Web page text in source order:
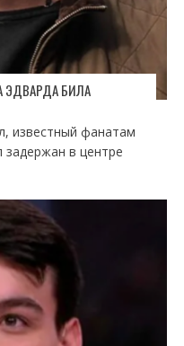
ЭДВАРДА БИЛА
известный фанатам
в центре